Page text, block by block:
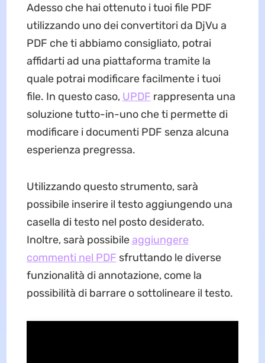
Adesso che hai ottenuto i tuoi file PDF
utilizzando uno dei convertitori da DjVu a
PDF che ti abbiamo consigliato, potrai
affidarti ad una piattaforma tramite la
quale potrai modificare facilmente i tuoi
file. In questo caso, UPDF rappresenta una
soluzione tutto-in-uno che ti permette di
modificare i documenti PDF senza alcuna
esperienza pregressa.
Utilizzando questo strumento, sarà
possibile inserire il testo aggiungendo una
casella di testo nel posto desiderato.
Inoltre, sarà possibileaggiungere
commenti nel PDF sfruttando le diverse
funzionalità di annotazione, come la
possibilità di barrare o sottolineare il testo.